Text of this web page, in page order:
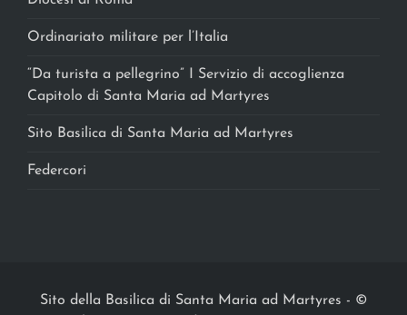
Ordinariato militare per l’Italia
“Da turista a pellegrino” I Servizio di accoglienza
Capitolo di Santa Maria ad Martyres
Sito Basilica di Santa Maria ad Martyres
Federcori
Sito della Basilica di Santa Maria ad Martyres - ©